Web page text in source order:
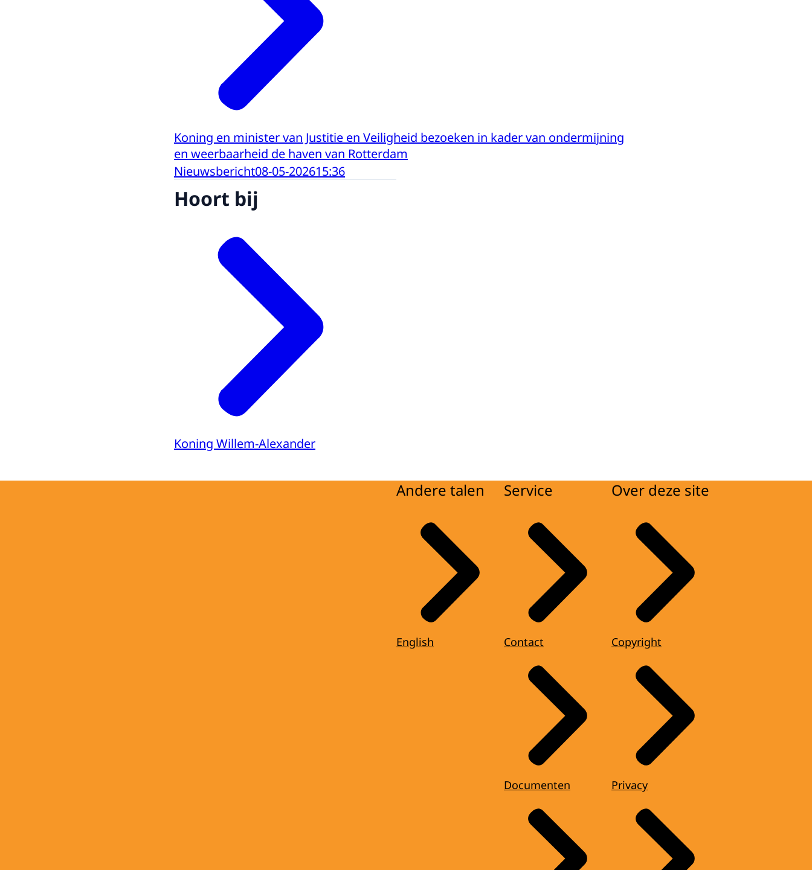
Koning en minister van Justitie en Veiligheid bezoeken in kader van ondermijning
en weerbaarheid de haven van Rotterdam
Nieuwsbericht08-05-202615:36
Hoort bij
Koning Willem-Alexander
Andere talen
English
Service
Contact
Documenten
Over deze site
Copyright
Privacy